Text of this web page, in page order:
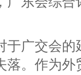
于广交会
落。作为